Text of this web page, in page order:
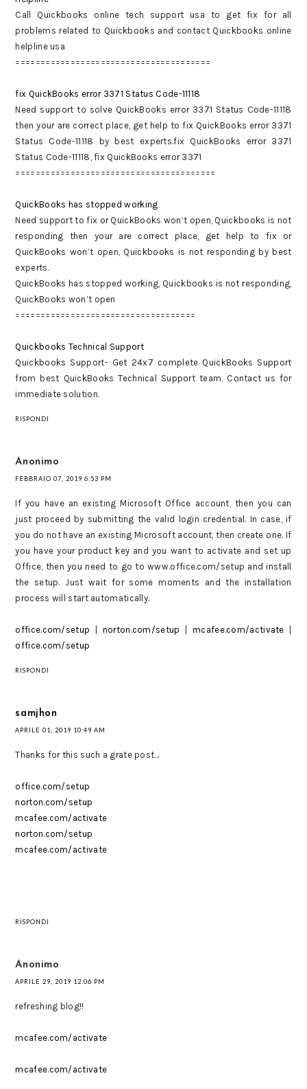
Call Quickbooks online tech support usa to get fix for all
problems related to Quickbooks and contact Quickbooks online
helpline usa
=======================================
fix QuickBooks error 3371 Status Code-11118
Need support to solve QuickBooks error 3371 Status Code-11118
then your are correct place, get help to fix QuickBooks error 3371
Status Code-11118 by best experts.fix QuickBooks error 3371
Status Code-11118, fix QuickBooks error 3371
========================================
QuickBooks has stopped working
Need support to fix or QuickBooks won’t open, Quickbooks is not
responding then your are correct place, get help to fix or
QuickBooks won’t open, Quickbooks is not responding by best
experts.
QuickBooks has stopped working, Quickbooks is not responding,
QuickBooks won’t open
====================================
Quickbooks Technical Support
Quickbooks Support- Get 24x7 complete QuickBooks Support
from best QuickBooks Technical Support team. Contact us for
immediate solution.
RISPONDI
Anonimo
FEBBRAIO 07, 2019 6:53 PM
If you have an existing Microsoft Office account, then you can
just proceed by submitting the valid login credential. In case, if
you do not have an existing Microsoft account, then create one. If
you have your product key and you want to activate and set up
Office, then you need to go to www.office.com/setup and install
the setup. Just wait for some moments and the installation
process will start automatically.
office.com/setup norton.com/setup mcafee.com/activate
office.com/setup
RISPONDI
samjhon
APRILE 01, 2019 10:49 AM
Thanks for this such a grate post...
office.com/setup
norton.com/setup
mcafee.com/activate
norton.com/setup
mcafee.com/activate
RISPONDI
Anonimo
APRILE 29, 2019 12:06 PM
refreshing blog!!
mcafee.com/activate
mcafee.com/activate